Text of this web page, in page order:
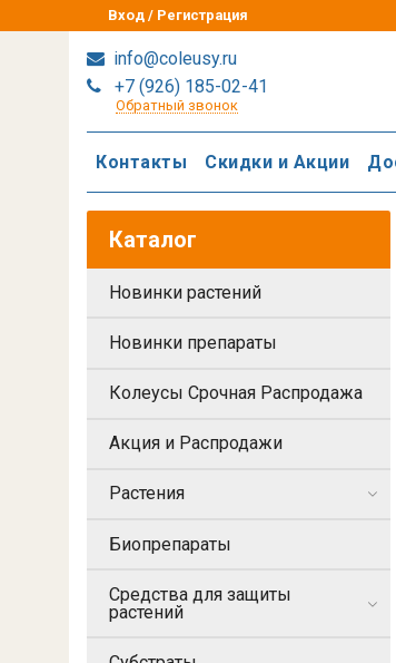
Вход / Регистрация
info@coleusy.ru
+7 (926) 185-02-41
Обратный звонок
Контакты Скидки и Акции
Каталог
Новинки растений
Новинки препараты
Колеусы Срочная Распродажа
Акция и Распродажи
Растения
Биопрепараты
Средства для защиты
растений